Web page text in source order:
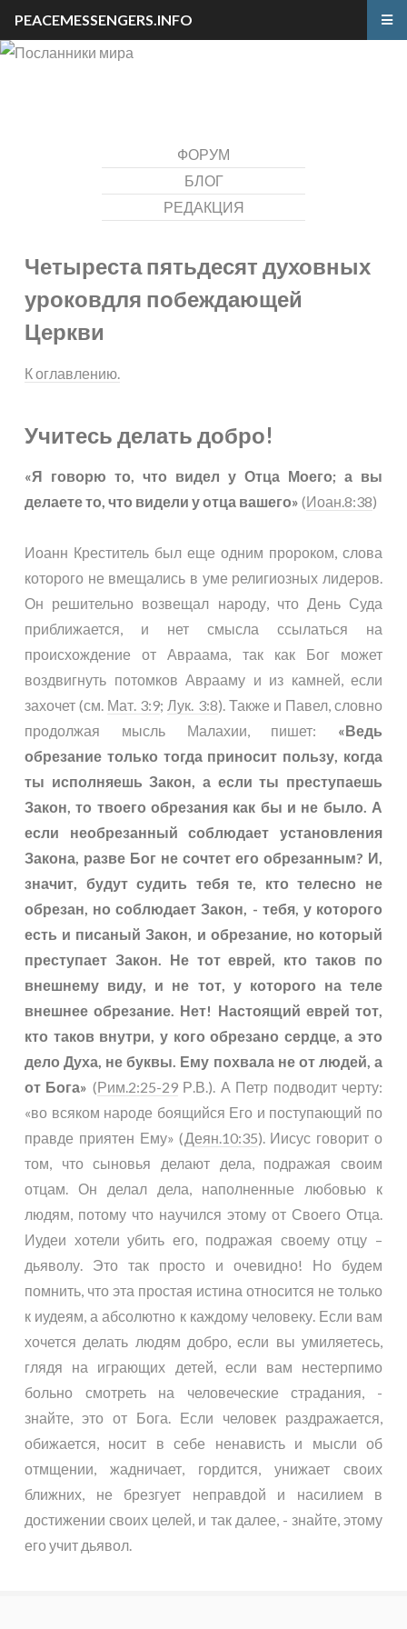
ФОРУМ
БЛОГ
РЕДАКЦИЯ
Четыреста пятьдесят духовных
уроковдля побеждающей
Церкви
К оглавлению.
Учитесь делать добро!
«Я говорю то, что видел у Отца Моего; а вы
делаете то, что видели у отца вашего» (Иоан.8:38)
Иоанн Креститель был еще одним пророком, слова
которого не вмещались в уме религиозных лидеров.
Он решительно возвещал народу, что День Суда
приближается, и нет смысла ссылаться на
происхождение от Авраама, так как Бог может
воздвигнуть потомков Аврааму и из камней, если
захочет (см. Мат. 3:9;Лук. 3:8). Также и Павел, словно
продолжая мысль Малахии, пишет: «Ведь
обрезание только тогда приносит пользу, когда
ты исполняешь Закон, а если ты преступаешь
Закон, то твоего обрезания как бы и не было. А
если необрезанный соблюдает установления
Закона, разве Бог не сочтет его обрезанным? И,
значит, будут судить тебя те, кто телесно не
обрезан, но соблюдает Закон, - тебя, у которого
есть и писаный Закон, и обрезание, но который
преступает Закон. Не тот еврей, кто таков по
внешнему виду, и не тот, у которого на теле
внешнее обрезание. Нет! Настоящий еврей тот,
кто таков внутри, у кого обрезано сердце, а это
дело Духа, не буквы. Ему похвала не от людей, а
от Бога» (Рим.2:25-29Р.В.). А Петр подводит черту:
«во всяком народе боящийся Его и поступающий по
правде приятен Ему» (Деян.10:35). Иисус говорит о
том, что сыновья делают дела, подражая своим
отцам. Он делал дела, наполненные любовью к
людям, потому что научился этому от Своего Отца.
Иудеи хотели убить его, подражая своему отцу –
дьяволу. Это так просто и очевидно! Но будем
помнить, что эта простая истина относится не только
к иудеям, а абсолютно к каждому человеку. Если вам
хочется делать людям добро, если вы умиляетесь,
глядя на играющих детей, если вам нестерпимо
больно смотреть на человеческие страдания, -
знайте, это от Бога. Если человек раздражается,
обижается, носит в себе ненависть и мысли об
отмщении, жадничает, гордится, унижает своих
ближних, не брезгует неправдой и насилием в
достижении своих целей, и так далее, - знайте, этому
его учит дьявол.
PEACEMESSENGERS.INFO